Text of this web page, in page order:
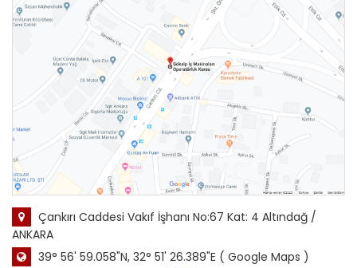
Çankırı Caddesi Vakıf İşhanı No:67 Kat: 4 Altındağ /
ANKARA
39° 56' 59.058"N, 32° 51' 26.389"E ( Google Maps )